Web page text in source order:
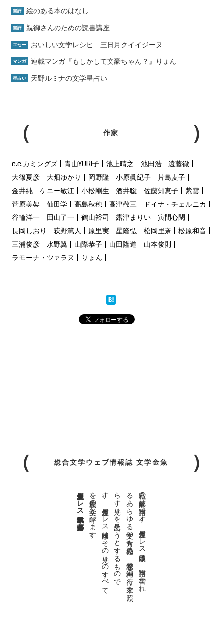
書評 絵のある本のはなし
書評 親御さんのための読書講座
エセー おいしい文学レシピ 三日月クイイジーヌ
マンガ 連載マンガ『もしかして文豪ちゃん？』りょん
星占い 天野ルミナの文学星占い
作家
e.e.カミングズ 青山YURI子 池上晴之 池田浩
遠藤徹
大篠夏彦
大畑ゆかり 岡野隆 小原眞紀子
片島麦子
金井純
ケニー敏江 小松剛生 酒井聡 佐藤知恵子
紫雲
菅原美架
仙田学 高島秋穂 高津敬三
ドイナ・チェルニカ
谷輪洋一
田山了一 鶴山裕司 露津まりい
寅間心閑
長岡しおり
萩野篤人 原里実 星隆弘 松岡里奈
松原和音
三浦俊彦
水野翼 山際恭子 山田隆道
山本俊則
ラモーナ・ツァラヌ
りょん
総合文学ウェブ情報誌 文学金魚
私達の
故郷は
日本語で
す
。
金魚屋プ
レ
ス
日本版は
、
日本語で
書か
れ
る
あ
ら
ゆ
る
文学の
方向を
見極め
、
私達の
精神の
行く
末を
照
ら
す
光り
を
見出そ
う
と
す
る
も
の
で
す
。
金魚屋プ
レ
ス
日本版は
そ
の
光り
の
す
べ
て
を
広義の
文学と
呼び
ま
す
。
金魚屋プレス日本版代表 齋藤都